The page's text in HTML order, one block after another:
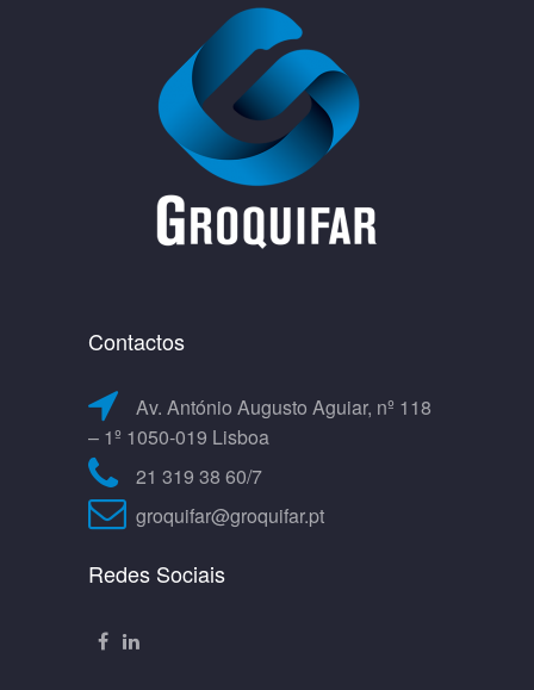
Contactos
Av. António Augusto Aguiar, nº 118
– 1º 1050-019 Lisboa
21 319 38 60/7
groquifar@groquifar.pt
Redes Sociais